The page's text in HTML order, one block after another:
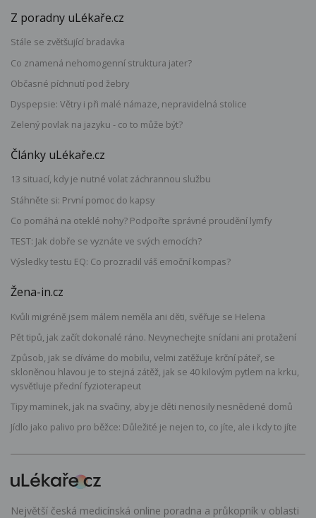
Z poradny uLékaře.cz
Stále se zvětšující bradavka
Co znamená nehomogenní struktura jater?
Občasné píchnutí pod žebry
Dyspepsie: Větry i při malé námaze, nepravidelná stolice
Zelený povlak na jazyku - co to může být?
Články uLékaře.cz
13 situací, kdy je nutné volat záchrannou službu
Stáhněte si: První pomoc do kapsy
Co pomáhá na oteklé nohy? Podpořte správné proudění lymfy
TEST: Jak dobře se vyznáte ve svých emocích?
Výsledky testu EQ: Co prozradil váš emoční kompas?
Žena-in.cz
Kvůli migréně jsem málem neměla ani děti, svěřuje se Helena
Pět tipů, jak začít dokonalé ráno. Nevynechejte snídani ani protažení
Způsob, jak se díváme do mobilu, velmi zatěžuje krční páteř, se
skloněnou hlavou je to stejná zátěž, jak se 40 kilovým pytlem na krku,
vysvětluje přední fyzioterapeut
Tipy maminek, jak na svačiny, aby je děti nenosily nesnědené domů
Jídlo jako palivo pro běžce: Důležité je nejen to, co jíte, ale i kdy to jíte
Největší česká medicínská online poradna a průkopník v oblasti